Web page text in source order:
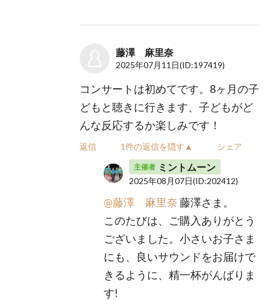
藤澤 麻里奈
2025年07月11日(ID:197419)
コンサートは初めてです。8ヶ月の子
どもと聴きに行きます、子どもがど
んな反応するか楽しみです！
返信 1件の返信を隠す▲ シェア
主催者 ミントムーン
2025年08月07日(ID:202412)
@藤澤 麻里奈藤澤さま。
このたびは、ご購入ありがとう
ございました。小さいお子さま
にも、良いサウンドをお届けで
きるように、精一杯がんばりま
す!